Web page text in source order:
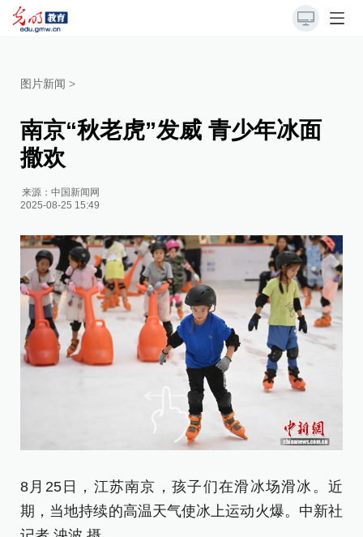
图片新闻 >
南京“秋老虎”发威 青少年冰面
撒欢
来源：中国新闻网
2025-08-25 15:49
8月25日，江苏南京，孩子们在滑冰场滑冰。近
期，当地持续的高温天气使冰上运动火爆。中新社